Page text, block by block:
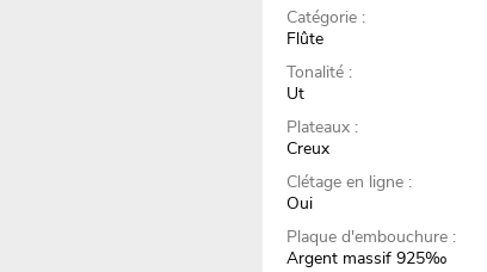
Catégorie :
Flûte
Tonalité :
Ut
Plateaux :
Creux
Clétage en ligne :
Oui
Plaque d'embouchure :
Argent massif 925‰